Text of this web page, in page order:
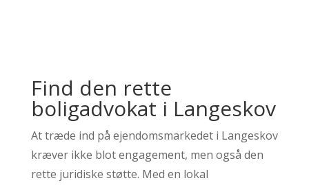
Find den rette
boligadvokat i Langeskov
At træde ind på ejendomsmarkedet i Langeskov
kræver ikke blot engagement, men også den
rette juridiske støtte. Med en lokal